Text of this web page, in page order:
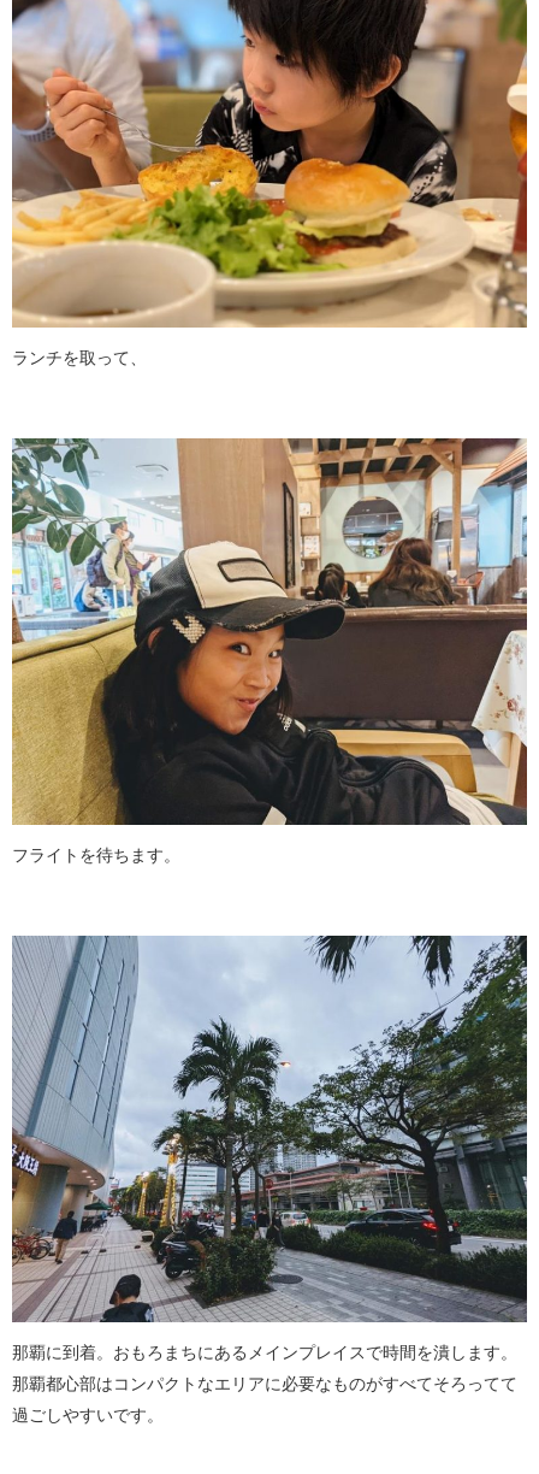
ランチを取って、
フライトを待ちます。
那覇に到着。おもろまちにあるメインプレイスで時間を潰します。
那覇都心部はコンパクトなエリアに必要なものがすべてそろってて
過ごしやすいです。